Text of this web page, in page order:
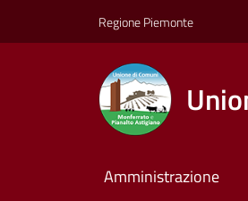
Regione Piemonte
Amministrazione